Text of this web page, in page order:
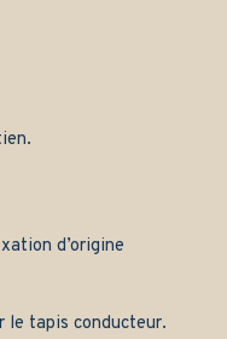
d’origine
le tapis conducteur.